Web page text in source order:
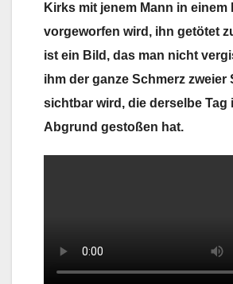
Kirks mit jenem Mann in einem
vorgeworfen wird, ihn getötet
ist ein Bild, das man nicht
ihm der ganze Schmerz zweier
sichtbar wird, die derselbe Tag
Abgrund gestoßen hat.